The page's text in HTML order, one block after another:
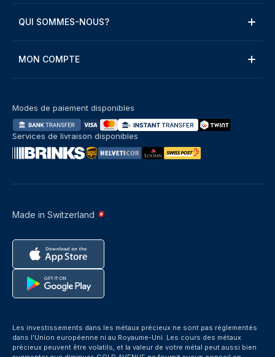
QUI SOMMES-NOUS?
MON COMPTE
Made in Switzerland
Modes de paiement disponibles
Services de livraison disponibles
Les investissements dans les métaux précieux ne sont pas réglementés
dans l’Union européenne ni au Royaume-Uni. Les cours des métaux
précieux peuvent être volatils, et la valeur de votre métal peut aussi bien